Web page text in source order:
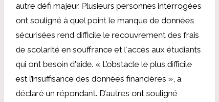
autre défi majeur. Plusieurs personnes interrogées
ont souligné à quel point le manque de données
sécurisées rend difficile le recouvrement des frais
de scolarité en souffrance et l'accès aux étudiants
qui ont besoin d'aide. « L’obstacle le plus difficile
est l’insuffisance des données financières », a
déclaré un répondant. D’autres ont souligné